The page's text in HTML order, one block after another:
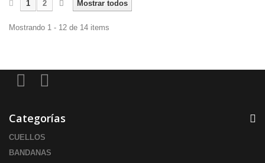
Mostrar todos
1 2
Mostrando 1 - 12 de 14 items
Categorías
CUELLOS
BANDANAS